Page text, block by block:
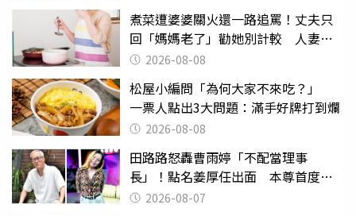
煮菜遭婆婆關火還一路追罵！丈夫只
回「媽媽老了」勸她別計較 人妻超
崩潰：我像台傭
2026-08-08
松屋小編問「為何大家不來吃？」
一票人點出3大問題：滿手好牌打到爛
2026-08-08
田路路怒轟曹雨婷「不配當理事
長」！點名姜厚任出面 本尊首度回
應了2026-08-07